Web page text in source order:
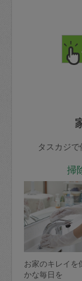
タスカジ
掃
お家のキレイを
かな毎日を